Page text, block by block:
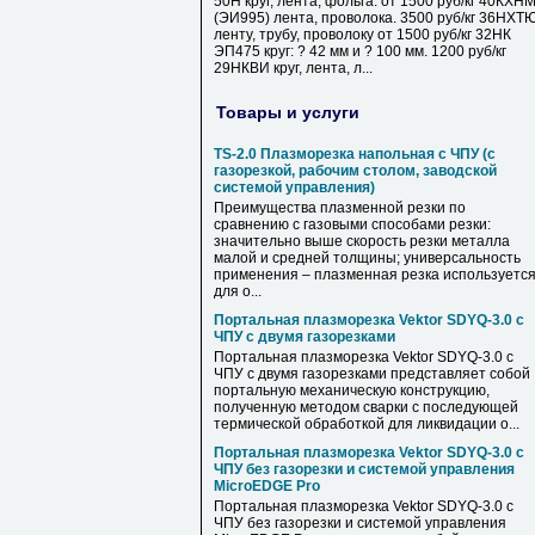
(ЭИ995) лента, проволока. 3500 руб/кг
ленту, трубу, проволоку от 1500 руб/кг 32НК
ЭП475 круг: ? 42 мм и ? 100 мм. 1200 руб/кг
29НКВИ круг, лента, л...
Товары и услуги
TS-2.0 Плазморезка напольная с ЧПУ (с
газорезкой, рабочим столом, заводской
системой управления)
Преимущества плазменной резки по
сравнению с газовыми способами резки:
значительно выше скорость резки металла
малой и средней толщины; универсальность
применения – плазменная резка используется
для о...
Портальная плазморезка Vektor SDYQ-3.0 с
ЧПУ с двумя газорезками
Портальная плазморезка Vektor SDYQ-3.0 с
ЧПУ с двумя газорезками представляет собой
портальную механическую конструкцию,
полученную методом сварки с последующей
термической обработкой для ликвидации о...
Портальная плазморезка Vektor SDYQ-3.0 с
ЧПУ без газорезки и системой управления
MicroEDGE Pro
Портальная плазморезка Vektor SDYQ-3.0 с
ЧПУ без газорезки и системой управления